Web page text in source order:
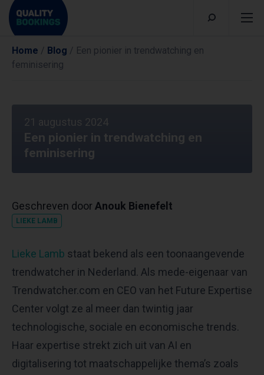
Home / Blog / Een pionier in trendwatching en
feminisering
21 augustus 2024
Een pionier in trendwatching en
feminisering
Geschreven door Anouk Bienefelt
LIEKE LAMB
Lieke Lamb staat bekend als een toonaangevende
trendwatcher in Nederland. Als mede-eigenaar van
Trendwatcher.com en CEO van het Future Expertise
Center volgt ze al meer dan twintig jaar
technologische, sociale en economische trends.
Haar expertise strekt zich uit van AI en
digitalisering tot maatschappelijke thema’s zoals